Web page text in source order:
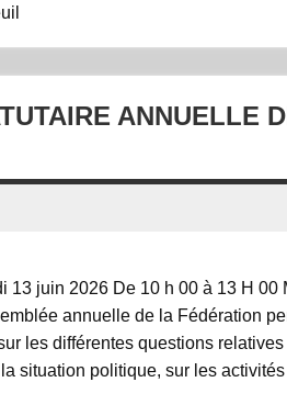
ANNUELLE
juin 2026 De 10 h 00 à 13 H 00
annuelle de la Fédération
les différentes questions
situation politique, sur les